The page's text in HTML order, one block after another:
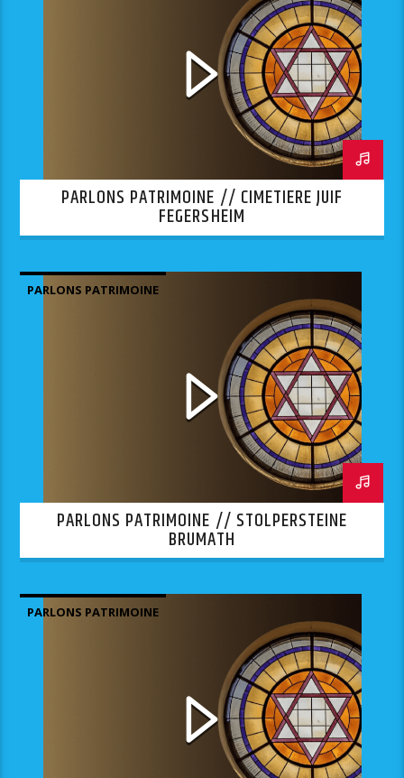
PARLONS PATRIMOINE // CIMETIERE JUIF
FEGERSHEIM
PARLONS PATRIMOINE
PARLONS PATRIMOINE // STOLPERSTEINE
BRUMATH
PARLONS PATRIMOINE